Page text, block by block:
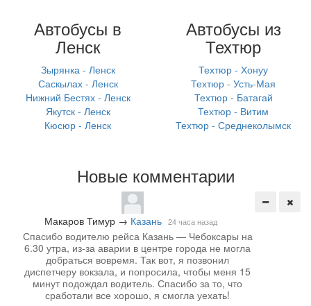
Автобусы в
Ленск
Зырянка - Ленск
Саскылах - Ленск
Нижний Бестях - Ленск
Якутск - Ленск
Кюсюр - Ленск
Автобусы из
Техтюр
Техтюр - Хонуу
Техтюр - Усть-Мая
Техтюр - Батагай
Техтюр - Витим
Техтюр - Среднеколымск
Новые комментарии
Макаров Тимур → Казань 24 часа назад
Спасибо водителю рейса Казань — Чебоксары на
6.30 утра, из-за аварии в центре города не могла
добраться вовремя. Так вот, я позвонил
диспетчеру вокзала, и попросила, чтобы меня 15
минут подождал водитель. Спасибо за то, что
сработали все хорошо, я смогла уехать!